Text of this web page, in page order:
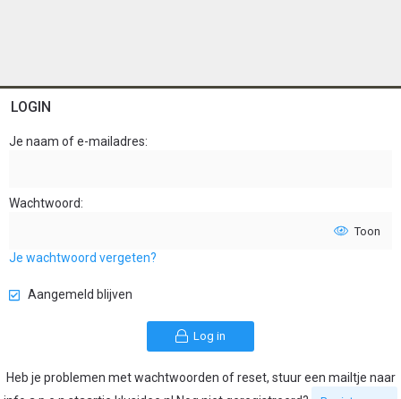
LOGIN
Je naam of e-mailadres
Wachtwoord
Toon
Je wachtwoord vergeten?
Aangemeld blijven
Log in
Heb je problemen met wachtwoorden of reset, stuur een mailtje naar